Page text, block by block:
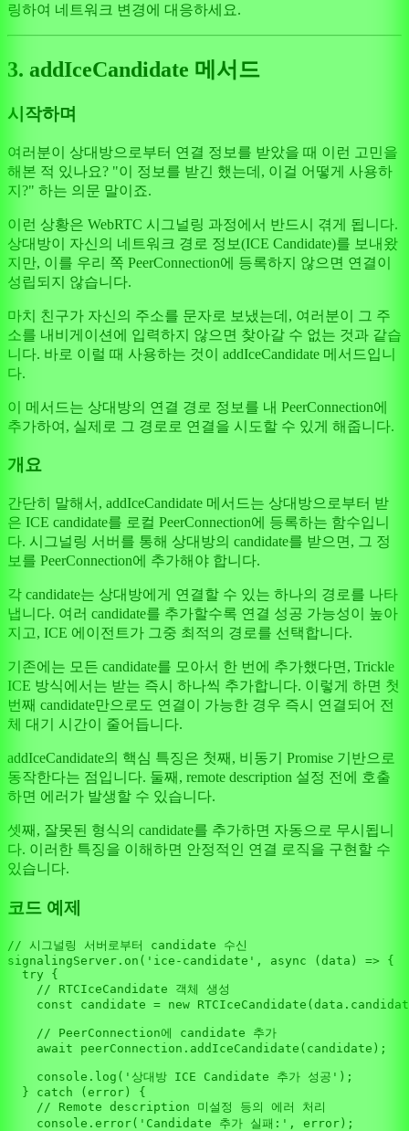
링하여 네트워크 변경에 대응하세요.
3. addIceCandidate 메서드
시작하며
여러분이 상대방으로부터 연결 정보를 받았을 때 이런 고민을
해본 적 있나요? "이 정보를 받긴 했는데, 이걸 어떻게 사용하
지?" 하는 의문 말이죠.
이런 상황은 WebRTC 시그널링 과정에서 반드시 겪게 됩니다.
상대방이 자신의 네트워크 경로 정보(ICE Candidate)를 보내왔
지만, 이를 우리 쪽 PeerConnection에 등록하지 않으면 연결이
성립되지 않습니다.
마치 친구가 자신의 주소를 문자로 보냈는데, 여러분이 그 주
소를 내비게이션에 입력하지 않으면 찾아갈 수 없는 것과 같습
니다. 바로 이럴 때 사용하는 것이 addIceCandidate 메서드입니
다.
이 메서드는 상대방의 연결 경로 정보를 내 PeerConnection에
추가하여, 실제로 그 경로로 연결을 시도할 수 있게 해줍니다.
개요
간단히 말해서, addIceCandidate 메서드는 상대방으로부터 받
은 ICE candidate를 로컬 PeerConnection에 등록하는 함수입니
다. 시그널링 서버를 통해 상대방의 candidate를 받으면, 그 정
보를 PeerConnection에 추가해야 합니다.
각 candidate는 상대방에게 연결할 수 있는 하나의 경로를 나타
냅니다. 여러 candidate를 추가할수록 연결 성공 가능성이 높아
지고, ICE 에이전트가 그중 최적의 경로를 선택합니다.
기존에는 모든 candidate를 모아서 한 번에 추가했다면, Trickle
ICE 방식에서는 받는 즉시 하나씩 추가합니다. 이렇게 하면 첫
번째 candidate만으로도 연결이 가능한 경우 즉시 연결되어 전
체 대기 시간이 줄어듭니다.
addIceCandidate의 핵심 특징은 첫째, 비동기 Promise 기반으로
동작한다는 점입니다. 둘째, remote description 설정 전에 호출
하면 에러가 발생할 수 있습니다.
셋째, 잘못된 형식의 candidate를 추가하면 자동으로 무시됩니
다. 이러한 특징을 이해하면 안정적인 연결 로직을 구현할 수
있습니다.
코드 예제
// 시그널링 서버로부터 candidate 수신
signalingServer. on ( 'ice-candidate' , async (data) => {
try {
// RTCIceCandidate 객체 생성
const candidate = new RTCIceCandidate (data.
// PeerConnection에 candidate 추가
await peerConnection. addIceCandidate (candidate);
console . log ( '상대방 ICE Candidate 추가 성공' );
  }
catch (error) {
// Remote description 미설정 등의 에러 처리
console . error( 'Candidate 추가 실패:' , error);